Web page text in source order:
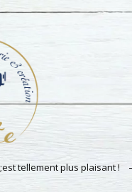
tellement plus plaisant !